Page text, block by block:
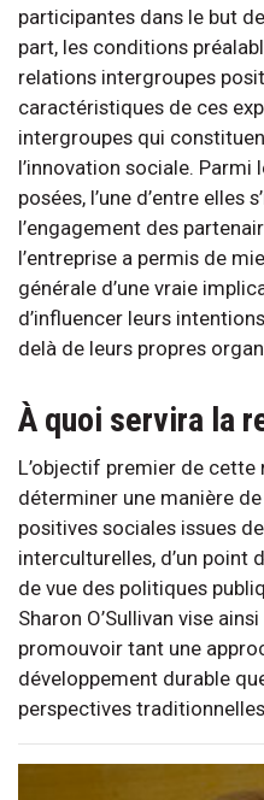
participantes dans le but
part, les conditions
relations intergroupes
caractéristiques de ces
intergroupes qui
l’innovation sociale.
posées, l’une d’entre elles
l’engagement des
l’entreprise a permis de
générale d’une vraie
d’influencer leurs
delà de leurs propres
À quoi servira la
L’objectif premier de
déterminer une manière
positives sociales issues
interculturelles, d’un point
de vue des politiques
Sharon O’Sullivan vise
promouvoir tant une
développement durable
perspectives